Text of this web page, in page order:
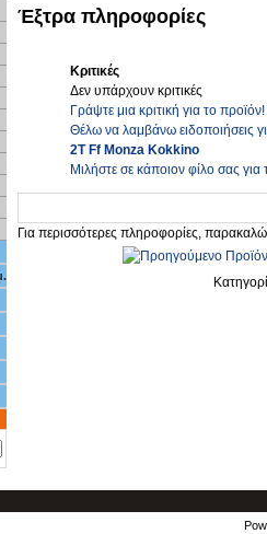
Έξτρα πληροφορίες
Κριτικές
Δεν υπάρχουν κριτικές
Γράψτε μια κριτική για το προϊόν!
Θέλω να λαμβάνω ειδοποιήσεις
2Τ Ff Monza Kokkino
Μιλήστε σε κάποιον φίλο σας για
Για περισσότερες πληροφορίες, παρακαλώ